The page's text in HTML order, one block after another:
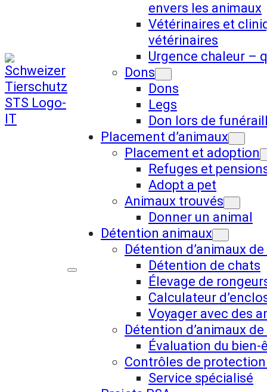
envers les animaux
Vétérinaires et
vétérinaires
Urgence chaleur –
Dons
Dons
Legs
Don lors de
Placement d’animaux
Placement et adoption
Refuges et
Adopt a pet
Animaux trouvés
Donner un animal
Détention animaux
Détention d’animaux
Détention de chats
Élevage de
Calculateur
Voyager avec des
Détention d’animaux
Évaluation du bien-
Contrôles de
Service spécialisé